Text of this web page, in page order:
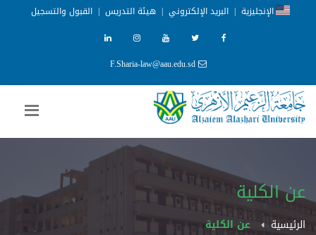
الإنجليزية | البريد الإلكتروني | هيئة التدريس | القبول والتسجيل
F.Sharia-law@aau.edu.sd
عن الكلية
الرئيسية عن الكلية